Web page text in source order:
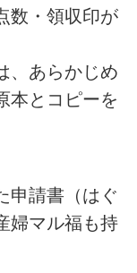
数・領収印が
、あらかじめ
本とコピーを
申請書（はぐ
婦マル福も持